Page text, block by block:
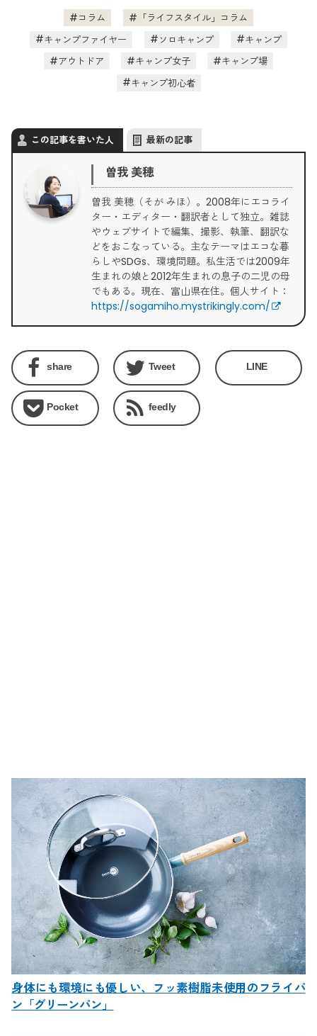
コラム
「ライフスタイル」コラム
キャンプファイヤー
ソロキャンプ
キャンプ
アウトドア
キャンプ女子
キャンプ場
キャンプ初心者
この記事を書いた人 最新の記事
曽我 美穂
曽我 美穂（そが みほ）。2008年にエコライ
ター・エディター・翻訳者として独立。雑誌
やウェブサイトで編集、撮影、執筆、翻訳な
どをおこなっている。主なテーマはエコな暮
らしやSDGs、環境問題。私生活では2009年
生まれの娘と2012年生まれの息子の二児の母
でもある。現在、富山県在住。個人サイト：
https://sogamiho.mystrikingly.com/
share Tweet LINE
Pocket feedly
身体にも環境にも優しい、フッ素樹脂未使用のフライパ
ン「グリーンパン」